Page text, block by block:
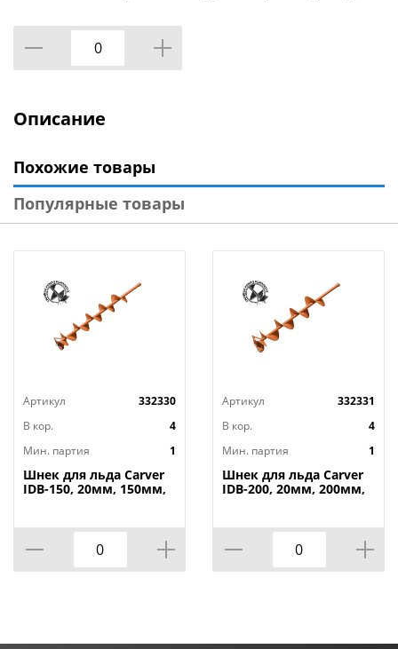
Описание
Похожие товары
Популярные товары
Артикул
332330
В кор.
4
Мин. партия
1
Шнек для льда Carver
IDB-150, 20мм, 150мм,
Артикул
332331
В кор.
4
Мин. партия
1
Шнек для льда Carver
IDB-200, 20мм, 200мм,